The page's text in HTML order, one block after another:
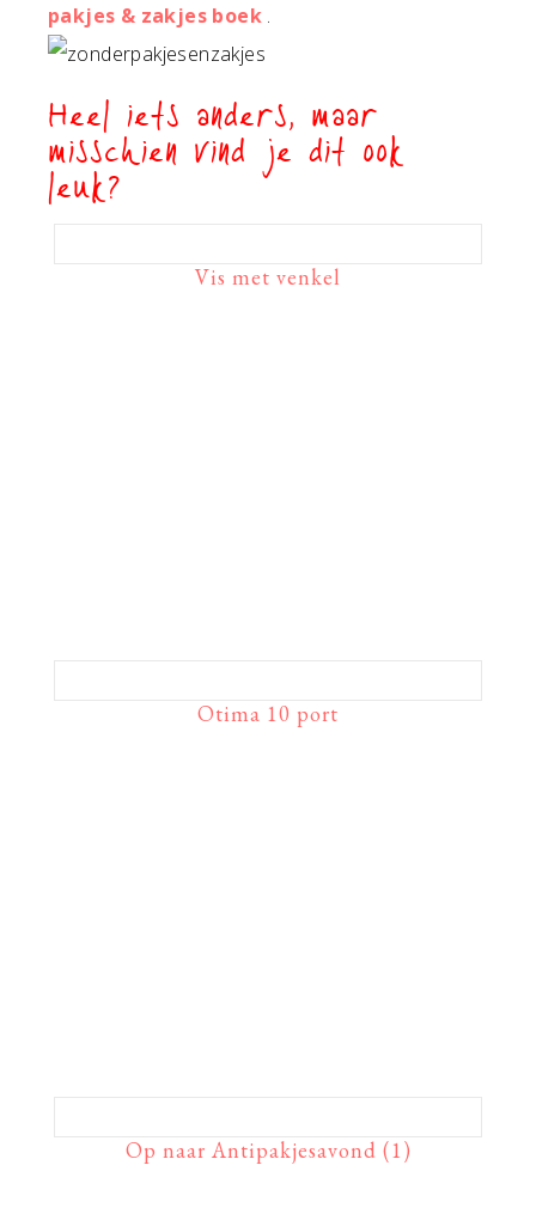
pakjes & zakjes boek .
Heel iets anders, maar
misschien vind je dit ook
leuk?
Vis met venkel
Otima 10 port
Op naar Antipakjesavond (1)